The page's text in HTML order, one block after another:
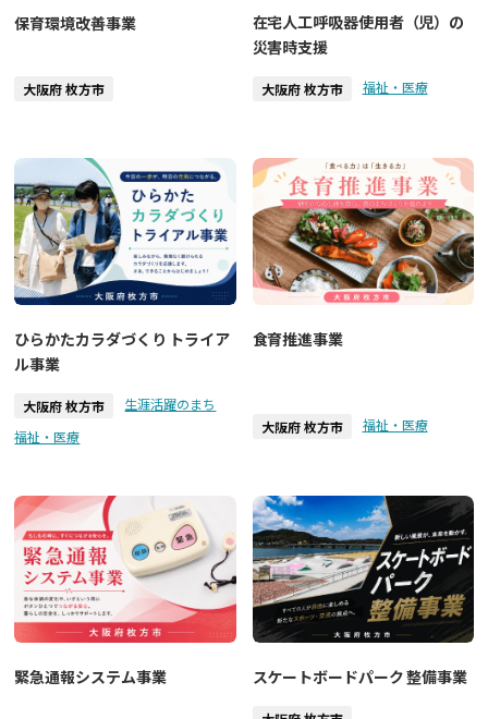
保育環境改善事業
大阪府 枚方市
在宅人工呼吸器使用者（児）の
災害時支援
大阪府 枚方市 福祉・医療
ひらかたカラダづくり トライア
ル事業
大阪府 枚方市
生涯活躍のまち
福祉・医療
食育推進事業
大阪府 枚方市 福祉・医療
緊急通報システム事業 スケートボードパーク 整備事業